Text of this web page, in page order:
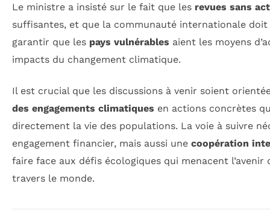
Le ministre a insisté sur le fait que les revues sans
suffisantes, et que la communauté internationale
garantir que les pays vulnérables aient les moyens
impacts du changement climatique.
Il est crucial que les discussions à venir soient
des engagements climatiques en actions concrètes
directement la vie des populations. La voie à suivre
engagement financier, mais aussi une coopération
faire face aux défis écologiques qui menacent l’avenir
travers le monde.